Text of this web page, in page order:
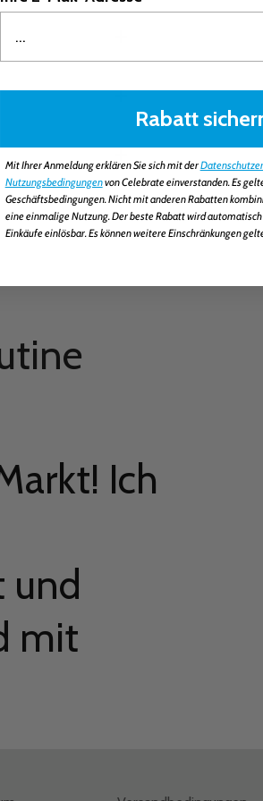
Ich
und
mit
Rabatt
Mit Ihrer Anmeldung erklären Sie sich mit der
Nutzungsbedingungenvon Celebrate einverstanden. Es
Geschäftsbedingungen. Nicht mit anderen Rabatten
eine einmalige Nutzung. Der beste Rabatt wird
Einkäufe einlösbar. Es können weitere Einschränkungen